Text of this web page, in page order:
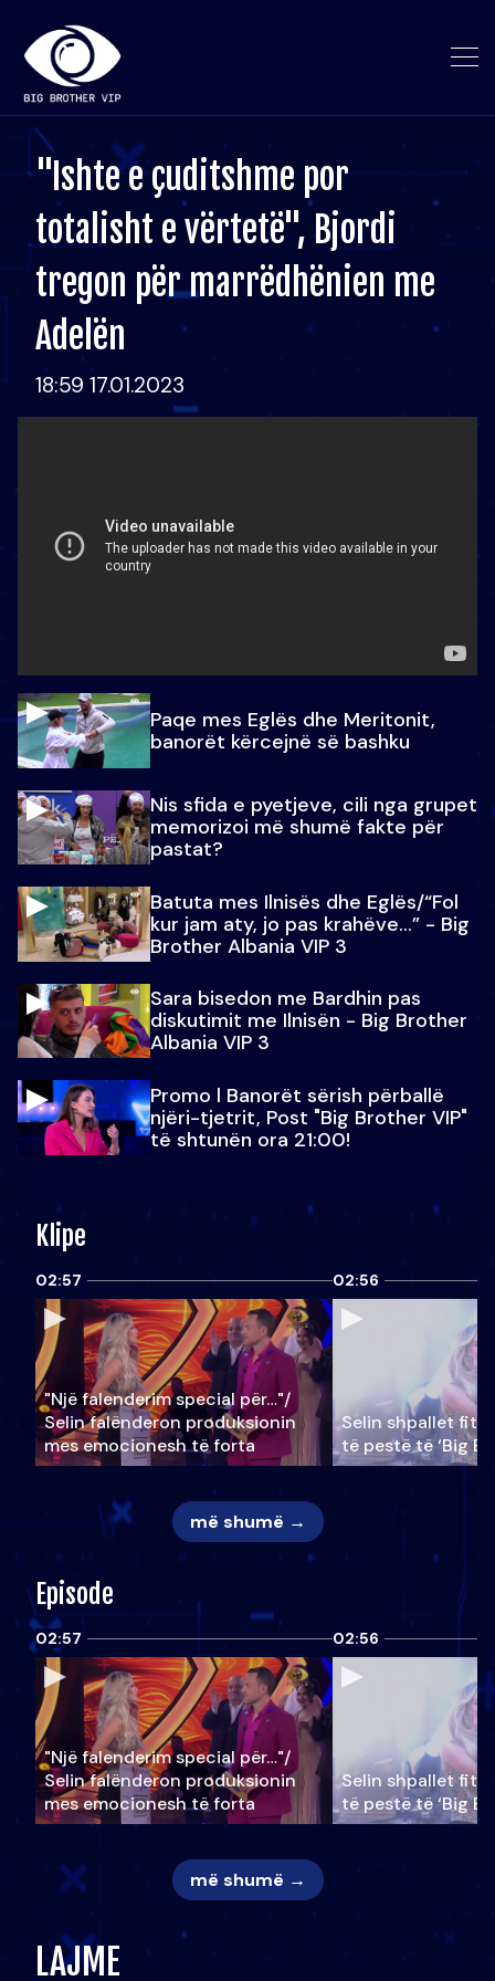
"Ishte e çuditshme por
totalisht e vërtetë", Bjordi
tregon për marrëdhënien me
Adelën
18:59 17.01.2023
Paqe mes Eglës dhe Meritonit,
banorët kërcejnë së bashku
Nis sfida e pyetjeve, cili nga grupet
memorizoi më shumë fakte për
pastat?
Batuta mes Ilnisës dhe Eglës/“Fol
kur jam aty, jo pas krahëve…” - Big
Brother Albania VIP 3
Sara bisedon me Bardhin pas
diskutimit me Ilnisën - Big Brother
Albania VIP 3
Promo l Banorët sërish përballë
njëri-tjetrit, Post "Big Brother VIP"
të shtunën ora 21:00!
Klipe
02:57
"Një falenderim special për…"/
Selin falënderon produksionin
mes emocionesh të forta
02:56
Selin shpallet
të pestë të ‘Big
më shumë →
Episode
02:57
"Një falenderim special për…"/
Selin falënderon produksionin
mes emocionesh të forta
02:56
Selin shpallet
të pestë të ‘Big
më shumë →
LAJME